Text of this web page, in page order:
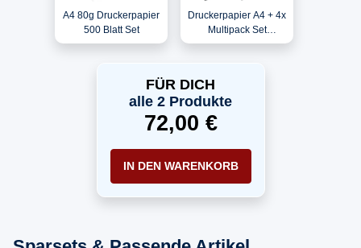
A4 80g Druckerpapier
500 Blatt Set
Druckerpapier A4 + 4x
Multipack Set
Kompatibel für
M404S, CLT-Y404S,
CLT-K404S) Toner
FÜR DICH
alle 2 Produkte
72,00 €
IN DEN WARENKORB